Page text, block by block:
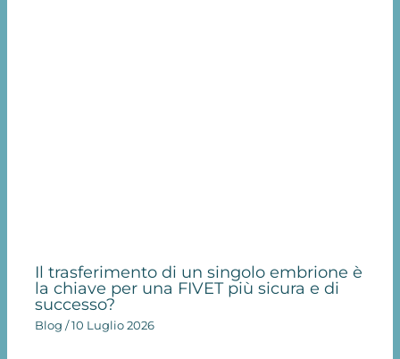
Il trasferimento di un singolo embrione è
la chiave per una FIVET più sicura e di
successo?
Blog /10 Luglio 2026